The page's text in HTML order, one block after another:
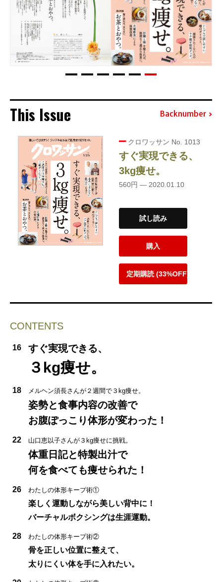
This Issue Backnumber
クロワッサン No. 1013
すぐ実現できる、
3kg痩せ。
560円 — 2020.01.10
試し読み
購入
定期購読 (33%OFF)
CONTENTS
16 すぐ実現できる、
３kg痩せ。
18 メルヘン須長さんが２週間で３kg痩せ。
姿勢と食事内容の改善で
お腹ぽっこり体形が変わった！
22 山口恵以子さんが３kg痩せに挑戦。
体重日記と特製出汁で
何を食べても痩せられた！
26 わたしの体形キープ術①
楽しく運動しながら美しい背中に！
バーチャルボクシングは生涯運動。
28 わたしの体形キープ術②
骨を正しい位置に整えて、
太りにくい体を手に入れたい。